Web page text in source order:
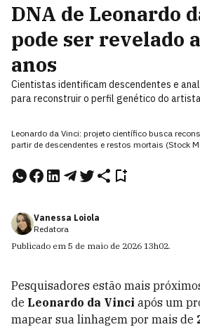
DNA de Leonardo
pode ser revelado
anos
Cientistas identificam descendentes e
para reconstruir o perfil genético do
Leonardo da Vinci: projeto científico busca
partir de descendentes e restos mortais (Stock
Vanessa Loiola
Redatora
Publicado em 5 de maio de 2026 13h02.
Pesquisadores estão mais
de Leonardo da Vinci após um
mapear sua linhagem por mais de